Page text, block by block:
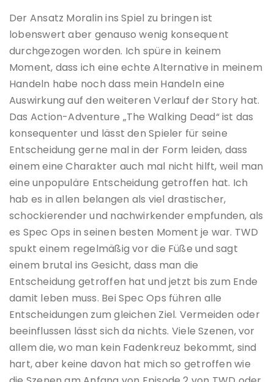
Der Ansatz Moralin ins Spiel zu bringen ist
lobenswert aber genauso wenig konsequent
durchgezogen worden. Ich spüre in keinem
Moment, dass ich eine echte Alternative in meinem
Handeln habe noch dass mein Handeln eine
Auswirkung auf den weiteren Verlauf der Story hat.
Das Action-Adventure „The Walking Dead“ ist das
konsequenter und lässt den Spieler für seine
Entscheidung gerne mal in der Form leiden, dass
einem eine Charakter auch mal nicht hilft, weil man
eine unpopuläre Entscheidung getroffen hat. Ich
hab es in allen belangen als viel drastischer,
schockierender und nachwirkender empfunden, als
es Spec Ops in seinen besten Moment je war. TWD
spukt einem regelmäßig vor die Füße und sagt
einem brutal ins Gesicht, dass man die
Entscheidung getroffen hat und jetzt bis zum Ende
damit leben muss. Bei Spec Ops führen alle
Entscheidungen zum gleichen Ziel. Vermeiden oder
beeinflussen lässt sich da nichts. Viele Szenen, vor
allem die, wo man kein Fadenkreuz bekommt, sind
hart, aber keine davon hat mich so getroffen wie